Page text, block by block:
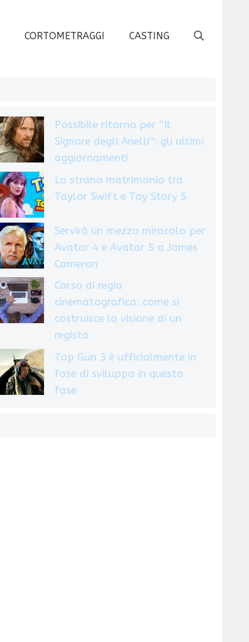
CORTOMETRAGGI CASTING
Possibile ritorno per “Il
Signore degli Anelli”: gli ultimi
aggiornamenti
Lo strano matrimonio tra
Taylor Swift e Toy Story 5
Servirà un mezzo miracolo per
Avatar 4 e Avatar 5 a James
Cameron
Corso di regia
cinematografica: come si
costruisce la visione di un
regista
Top Gun 3 è ufficialmente in
fase di sviluppo in questa
fase